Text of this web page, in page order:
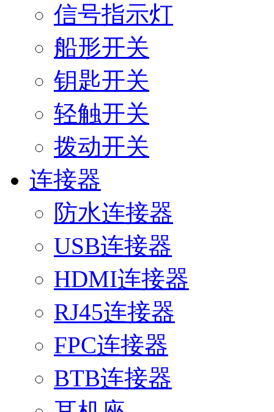
信号指示灯
船形开关
钥匙开关
轻触开关
拨动开关
连接器
防水连接器
USB连接器
HDMI连接器
RJ45连接器
FPC连接器
BTB连接器